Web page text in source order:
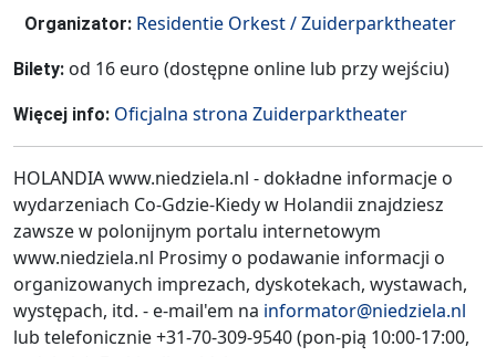
Organizator: Residentie Orkest / Zuiderparktheater
Bilety: od 16 euro (dostępne online lub przy wejściu)
Więcej info: Oficjalna strona Zuiderparktheater
HOLANDIA www.niedziela.nl - dokładne informacje o
wydarzeniach Co-Gdzie-Kiedy w Holandii znajdziesz
zawsze w polonijnym portalu internetowym
www.niedziela.nl Prosimy o podawanie informacji o
organizowanych imprezach, dyskotekach, wystawach,
występach, itd. - e-mail'em na informator@niedziela.nl
lub telefonicznie +31-70-309-9540 (pon-pią 10:00-17:00,